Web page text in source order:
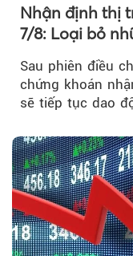
Nhận định thị
7/8: Loại bỏ
Sau phiên điều
chứng khoán
sẽ tiếp tục dao